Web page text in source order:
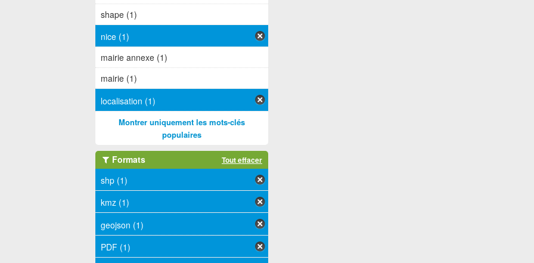
shape (1)
nice (1)
mairie annexe (1)
mairie (1)
localisation (1)
Montrer uniquement les mots-clés
populaires
Formats Tout effacer
shp (1)
kmz (1)
geojson (1)
PDF (1)